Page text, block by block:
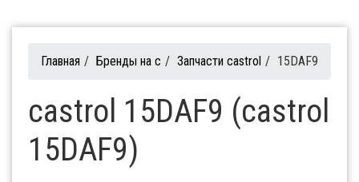
Главная / Бренды на c / Запчасти castrol / 15DAF9
castrol 15DAF9 (castrol
15DAF9)